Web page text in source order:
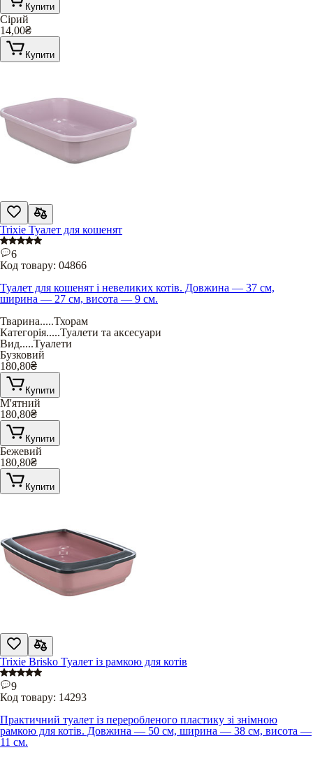
Купити
Сірий
14,00₴
Купити
Trixie Туалет для кошенят
6
Код товару: 04866
Туалет для кошенят і невеликих котів. Довжина — 37 см,
ширина — 27 см, висота — 9 см.
Тварина.....Тхорам
Категорія.....Туалети та аксесуари
Вид.....Туалети
Бузковий
180,80₴
Купити
М'ятний
180,80₴
Купити
Бежевий
180,80₴
Купити
Trixie Brisko Туалет із рамкою для котів
9
Код товару: 14293
Практичний туалет із переробленого пластику зі знімною
рамкою для котів. Довжина — 50 см, ширина — 38 см, висота —
11 см.